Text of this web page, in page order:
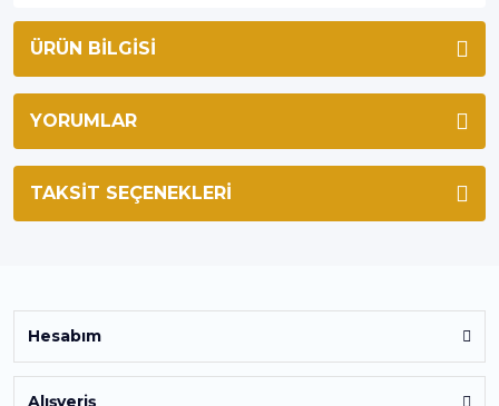
ÜRÜN BILGISI
YORUMLAR
TAKSIT SEÇENEKLERI
Hesabım
Alışveriş